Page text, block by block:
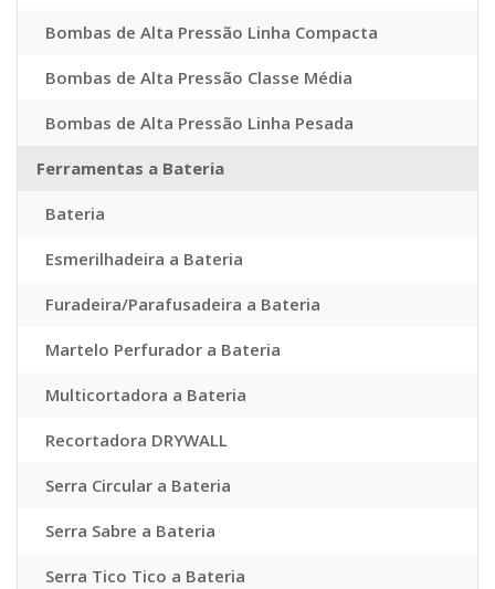
Bombas de Alta Pressão Linha Compacta
Bombas de Alta Pressão Classe Média
Bombas de Alta Pressão Linha Pesada
Ferramentas a Bateria
Bateria
Esmerilhadeira a Bateria
Furadeira/Parafusadeira a Bateria
Martelo Perfurador a Bateria
Multicortadora a Bateria
Recortadora DRYWALL
Serra Circular a Bateria
Serra Sabre a Bateria
Serra Tico Tico a Bateria